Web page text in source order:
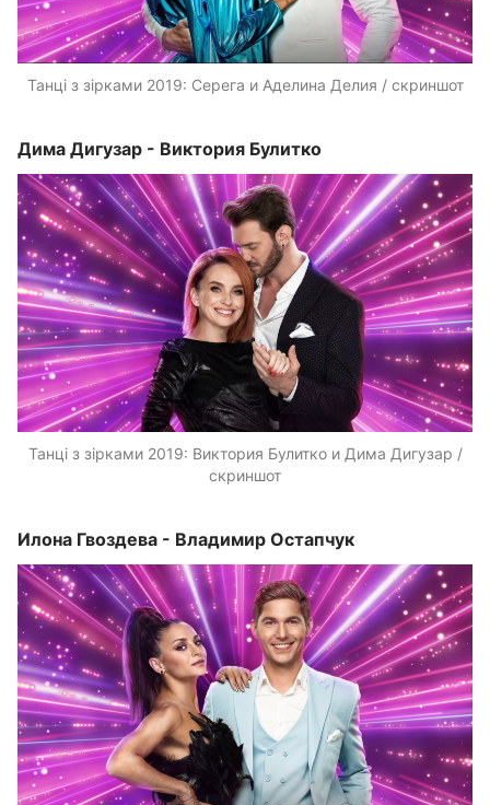
Танці з зірками 2019: Серега и Аделина Делия / скриншот
Дима Дигузар - Виктория Булитко
Танці з зірками 2019: Виктория Булитко и Дима Дигузар /
скриншот
Илона Гвоздева - Владимир Остапчук